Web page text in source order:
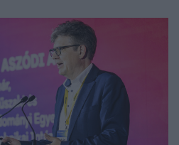
az évtized végéig akár 20-30
beruházások, adatközpontok
miatt. Egy szakértő szerint
van szükség, hogy a
termelőkből aktív, piacra
ahol a termelés, tárolás és
rendszert alkot.